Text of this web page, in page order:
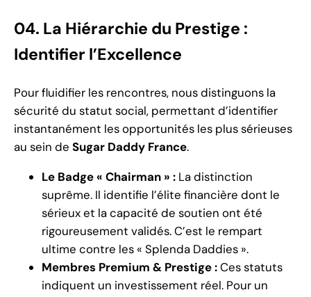
04. La Hiérarchie du Prestige :
Identifier l’Excellence
Pour fluidifier les rencontres, nous distinguons la
sécurité du statut social, permettant d’identifier
instantanément les opportunités les plus sérieuses
au sein de Sugar Daddy France.
Le Badge « Chairman » : La distinction
suprême. Il identifie l’élite financière dont le
sérieux et la capacité de soutien ont été
rigoureusement validés. C’est le rempart
ultime contre les « Splenda Daddies ».
Membres Premium & Prestige :Ces statuts
indiquent un investissement réel. Pour un